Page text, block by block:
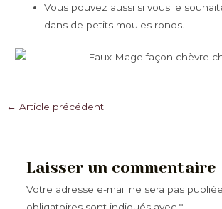
Vous pouvez aussi si vous le
dans de petits moules ronds.
Navigation
← Article précédent
Laisser un commentaire
Votre adresse e-mail ne sera pas publiée.